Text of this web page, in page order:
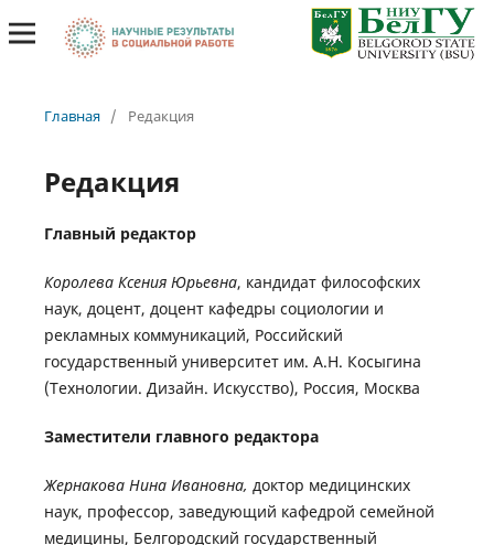
##plugins.themes.bootstrap3.accessible_menu.label##
Главная / Редакция
Редакция
Главный редактор
Королева Ксения Юрьевна, кандидат философских
наук, доцент, доцент кафедры социологии и
рекламных коммуникаций, Российский
государственный университет им. А.Н. Косыгина
(Технологии. Дизайн. Искусство), Россия, Москва
Заместители главного редактора
Жернакова Нина Ивановна, доктор медицинских
наук, профессор, заведующий кафедрой семейной
медицины, Белгородский государственный